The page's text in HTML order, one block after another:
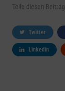
Teile diesen Beitrag
Twitter
Linkedin